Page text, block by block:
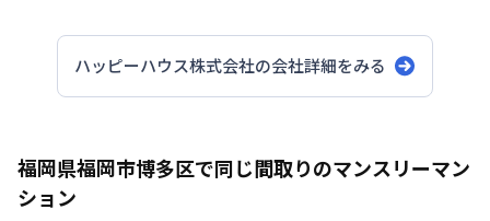
ハッピーハウス株式会社の会社詳細をみる
福岡県福岡市博多区で同じ間取りのマンスリーマン
ション